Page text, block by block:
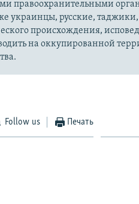
правоохранительными
украинцы, русские, таджики,
происхождения,
на оккупированной
Follow us Печать